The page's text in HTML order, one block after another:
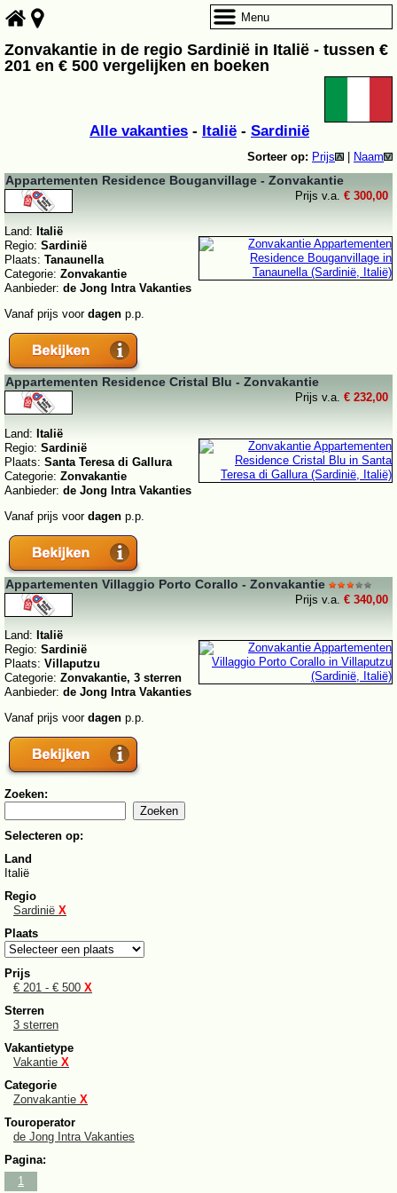
Zonvakantie in de regio Sardinië in Italië - tussen €
201 en € 500 vergelijken en boeken
Alle vakanties - Italië - Sardinië
Sorteer op: Prijs Naam
Appartementen Residence Bouganvillage - Zonvakantie
Prijs v.a. € 300,00
Land: Italië
Regio: Sardinië
Plaats: Tanaunella
Categorie: Zonvakantie
Aanbieder: de Jong Intra Vakanties
Vanaf prijs voor dagen p.p.
Appartementen Residence Cristal Blu - Zonvakantie
Prijs v.a. € 232,00
Land: Italië
Regio: Sardinië
Plaats: Santa Teresa di Gallura
Categorie: Zonvakantie
Aanbieder: de Jong Intra Vakanties
Vanaf prijs voor dagen p.p.
Appartementen Villaggio Porto Corallo - Zonvakantie
Prijs v.a. € 340,00
Land: Italië
Regio: Sardinië
Plaats: Villaputzu
Categorie: Zonvakantie, 3 sterren
Aanbieder: de Jong Intra Vakanties
Vanaf prijs voor dagen p.p.
Zoeken:
Selecteren op:
Land
Italië
Regio
Sardinië X
Plaats
Prijs
€ 201 - € 500 X
Sterren
3 sterren
Vakantietype
Vakantie X
Categorie
Zonvakantie X
Touroperator
de Jong Intra Vakanties
Pagina:
1
Menu